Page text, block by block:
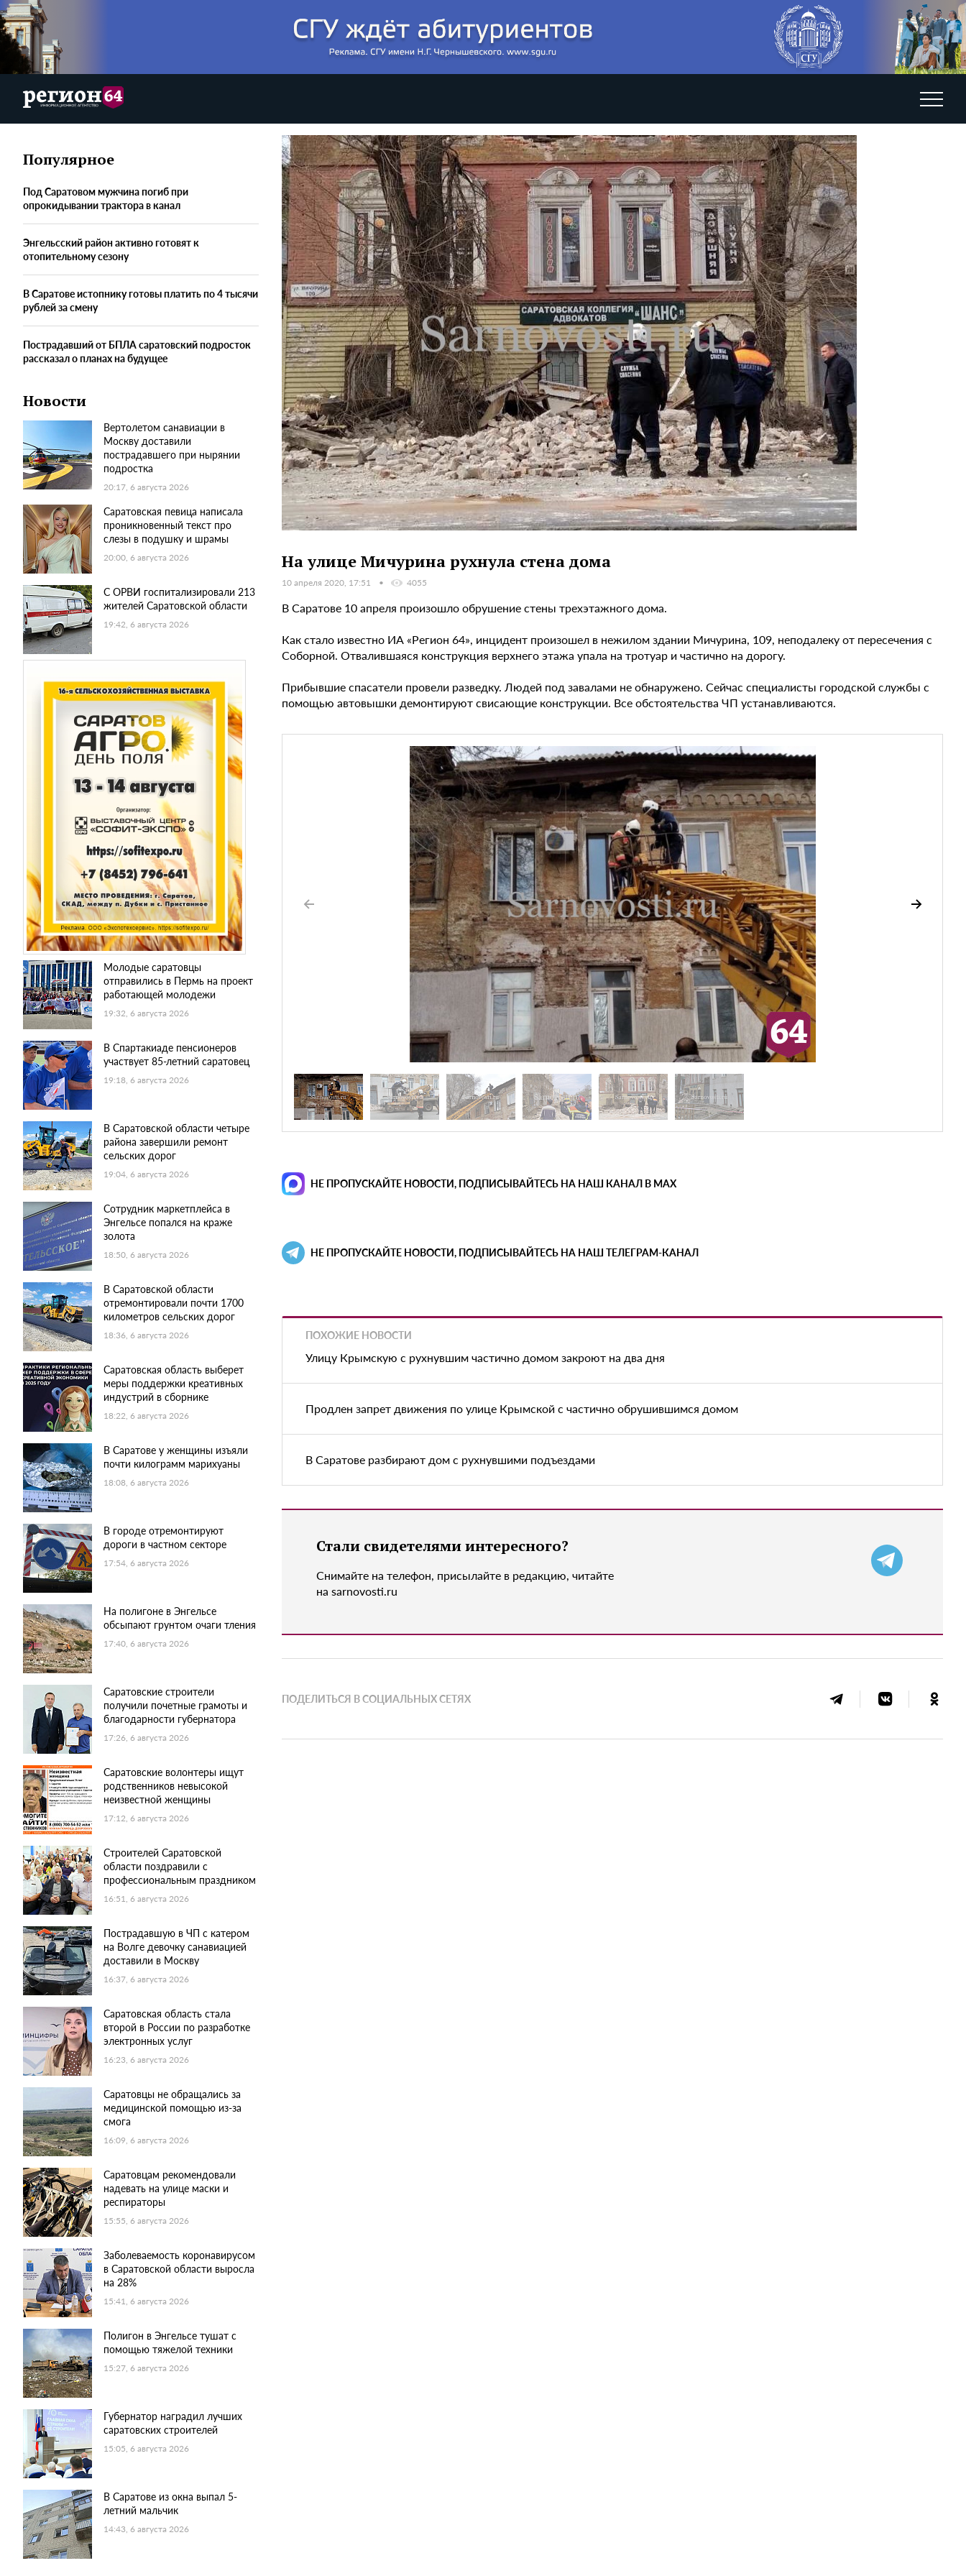
Популярное
Под Саратовом мужчина погиб при
опрокидывании трактора в канал
Энгельсский район активно готовят к
отопительному сезону
В Саратове истопнику готовы платить по 4 тысячи
рублей за смену
Пострадавший от БПЛА саратовский подросток
рассказал о планах на будущее
Новости
Вертолетом санавиации в
Москву доставили
пострадавшего при нырянии
подростка
20:17, 6 августа 2026
Саратовская певица написала
проникновенный текст про
слезы в подушку и шрамы
20:00, 6 августа 2026
С ОРВИ госпитализировали 213
жителей Саратовской области
19:42, 6 августа 2026
Молодые саратовцы
отправились в Пермь на проект
работающей молодежи
19:32, 6 августа 2026
В Спартакиаде пенсионеров
участвует 85-летний саратовец
19:18, 6 августа 2026
В Саратовской области четыре
района завершили ремонт
сельских дорог
19:04, 6 августа 2026
Сотрудник маркетплейса в
Энгельсе попался на краже
золота
18:50, 6 августа 2026
В Саратовской области
отремонтировали почти 1700
километров сельских дорог
18:36, 6 августа 2026
Саратовская область выберет
меры поддержки креативных
индустрий в сборнике
18:22, 6 августа 2026
В Саратове у женщины изъяли
почти килограмм марихуаны
18:08, 6 августа 2026
В городе отремонтируют
дороги в частном секторе
17:54, 6 августа 2026
На полигоне в Энгельсе
обсыпают грунтом очаги тления
17:40, 6 августа 2026
Саратовские строители
получили почетные грамоты и
благодарности губернатора
17:26, 6 августа 2026
Саратовские волонтеры ищут
родственников невысокой
неизвестной женщины
17:12, 6 августа 2026
Строителей Саратовской
области поздравили с
профессиональным праздником
16:51, 6 августа 2026
Пострадавшую в ЧП с катером
на Волге девочку санавиацией
доставили в Москву
16:37, 6 августа 2026
Саратовская область стала
второй в России по разработке
электронных услуг
16:23, 6 августа 2026
Саратовцы не обращались за
медицинской помощью из-за
смога
16:09, 6 августа 2026
Саратовцам рекомендовали
надевать на улице маски и
респираторы
15:55, 6 августа 2026
Заболеваемость коронавирусом
в Саратовской области выросла
на 28%
15:41, 6 августа 2026
Полигон в Энгельсе тушат с
помощью тяжелой техники
15:27, 6 августа 2026
Губернатор наградил лучших
саратовских строителей
15:05, 6 августа 2026
В Саратове из окна выпал 5-
летний мальчик
14:43, 6 августа 2026
На улице Мичурина рухнула стена дома
10 апреля 2020, 17:51 4055
В Саратове 10 апреля произошло обрушение стены трехэтажного дома.
Как стало известно ИА «Регион 64», инцидент произошел в нежилом здании Мичурина, 109, неподалеку от пересечения с
Соборной. Отвалившаяся конструкция верхнего этажа упала на тротуар и частично на дорогу.
Прибывшие спасатели провели разведку. Людей под завалами не обнаружено. Сейчас специалисты городской службы с
помощью автовышки демонтируют свисающие конструкции. Все обстоятельства ЧП устанавливаются.
НЕ ПРОПУСКАЙТЕ НОВОСТИ, ПОДПИСЫВАЙТЕСЬ НА НАШ КАНАЛ В MAX
НЕ ПРОПУСКАЙТЕ НОВОСТИ, ПОДПИСЫВАЙТЕСЬ НА НАШ ТЕЛЕГРАМ-КАНАЛ
ПОХОЖИЕ НОВОСТИ
Улицу Крымскую с рухнувшим частично домом закроют на два дня
Продлен запрет движения по улице Крымской с частично обрушившимся домом
В Саратове разбирают дом с рухнувшими подъездами
Стали свидетелями интересного?
Снимайте на телефон, присылайте в редакцию, читайте
на sarnovosti.ru
ПОДЕЛИТЬСЯ В СОЦИАЛЬНЫХ СЕТЯХ